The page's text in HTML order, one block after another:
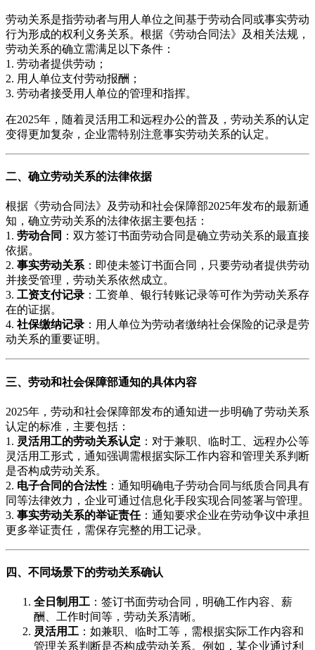
劳动关系是指劳动者与用人单位之间基于劳动合同或事实劳动
行为形成的权利义务关系。根据《劳动合同法》及相关法规，
劳动关系的确立需满足以下条件：
1. 劳动者提供劳动；
2. 用人单位支付劳动报酬；
3. 劳动者接受用人单位的管理和指挥。
在2025年，随着灵活用工和远程办公的普及，劳动关系的认定
变得更加复杂，企业需特别注意事实劳动关系的认定。
二、确立劳动关系的法律依据
根据《劳动合同法》及劳动和社会保障部2025年发布的最新通
知，确立劳动关系的法律依据主要包括：
1. 劳动合同 ：双方签订书面劳动合同是确立劳动关系的最直接
依据。
2. 事实劳动关系 ：即使未签订书面合同，只要劳动者提供劳动
并接受管理，劳动关系依然成立。
3. 工资支付记录 ：工资单、银行转账记录等可作为劳动关系存
在的证据。
4. 社保缴纳记录 ：用人单位为劳动者缴纳社会保险的记录是劳
动关系的重要证明。
三、劳动和社会保障部通知的具体内容
2025年，劳动和社会保障部发布的通知进一步明确了劳动关系
认定的标准，主要包括：
1. 灵活用工的劳动关系认定 ：对于兼职、临时工、远程办公等
灵活用工形式，通知强调需根据实际工作内容和管理关系判断
是否构成劳动关系。
2. 电子合同的合法性 ：通知明确电子劳动合同与纸质合同具有
同等法律效力，企业可通过信息化手段实现合同签署与管理。
3. 事实劳动关系的举证责任：通知要求企业在劳动争议中承担
更多举证责任，需保存完整的用工记录。
四、不同场景下的劳动关系确认
全日制用工 ：签订书面劳动合同，明确工作内容、薪
酬、工作时间等，劳动关系清晰。
灵活用工 ：如兼职、临时工等，需根据实际工作内容和
管理关系判断是否构成劳动关系。例如，某企业通过利